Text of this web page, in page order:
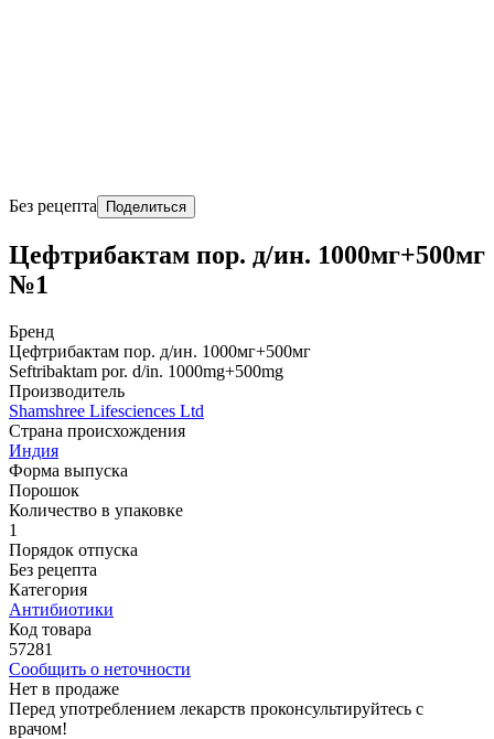
Без рецепта Поделиться
Цефтрибактам пор. д/ин. 1000мг+500мг
№1
Бренд
Цефтрибактам пор. д/ин. 1000мг+500мг
Seftribaktam por. d/in. 1000mg+500mg
Производитель
Shamshree Lifesciences Ltd
Страна происхождения
Индия
Форма выпуска
Порошок
Количество в упаковке
1
Порядок отпуска
Без рецепта
Категория
Антибиотики
Код товара
57281
Сообщить о неточности
Нет в продаже
Перед употреблением лекарств проконсультируйтесь с
врачом!